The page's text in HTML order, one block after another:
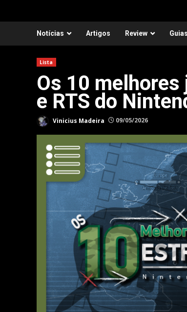
Notícias Artigos Review Guias
Lista
Os 10
e RTS do
Vinicius Madeira 09/05/2026